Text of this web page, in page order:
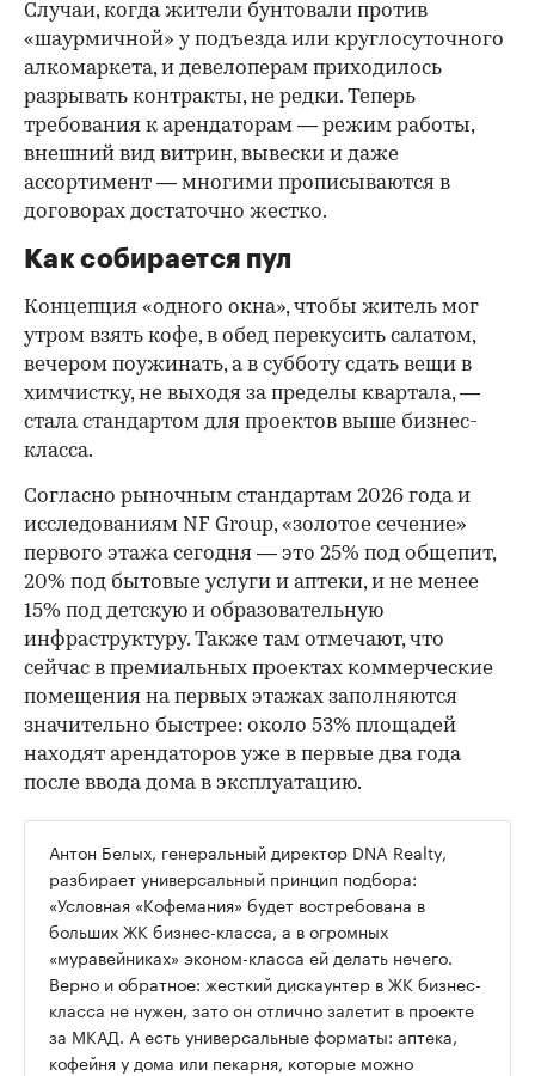
Случаи, когда жители бунтовали против
«шаурмичной» у подъезда или круглосуточного
алкомаркета, и девелоперам приходилось
разрывать контракты, не редки. Теперь
требования к арендаторам — режим работы,
внешний вид витрин, вывески и даже
ассортимент — многими прописываются в
договорах достаточно жестко.
Как собирается пул
Концепция «одного окна», чтобы житель мог
утром взять кофе, в обед перекусить салатом,
вечером поужинать, а в субботу сдать вещи в
химчистку, не выходя за пределы квартала, —
стала стандартом для проектов выше бизнес-
класса.
Согласно рыночным стандартам 2026 года и
исследованиям NF Group, «золотое сечение»
первого этажа сегодня — это 25% под общепит,
20% под бытовые услуги и аптеки, и не менее
15% под детскую и образовательную
инфраструктуру. Также там отмечают, что
сейчас в премиальных проектах коммерческие
помещения на первых этажах заполняются
значительно быстрее: около 53% площадей
находят арендаторов уже в первые два года
после ввода дома в эксплуатацию.
Антон Белых, генеральный директор DNA Realty,
разбирает универсальный принцип подбора:
«Условная «Кофемания» будет востребована в
больших ЖК бизнес-класса, а в огромных
«муравейниках» эконом-класса ей делать нечего.
Верно и обратное: жесткий дискаунтер в ЖК бизнес-
класса не нужен, зато он отлично залетит в проекте
за МКАД. А есть универсальные форматы: аптека,
кофейня у дома или пекарня, которые можно